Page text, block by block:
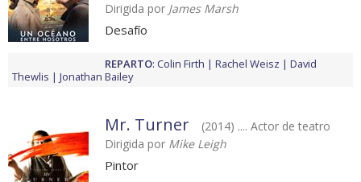
Dirigida por James Marsh
Desafío
REPARTO: Colin Firth Rachel Weisz
David
Thewlis
Jonathan Bailey
Mr. Turner
(2014) .... Actor de teatro
Dirigida por Mike Leigh
Pintor